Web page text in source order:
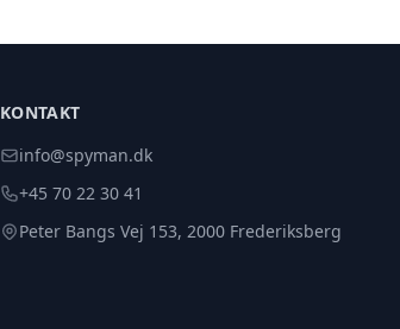
KONTAKT
info@spyman.dk
+45 70 22 30 41
Peter Bangs Vej 153, 2000 Frederiksberg